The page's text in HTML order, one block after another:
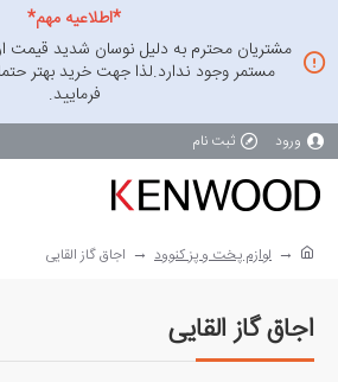
*اطلاعیه مهم*
مشتریان محترم به دلیل نوسان شدید قیمت
مستمر وجود ندارد.لذا جهت خرید بهتر
فرمایید.
ورود ثبت نام
لوازم پخت و پز کنوود اجاق گاز القایی
اجاق گاز القایی